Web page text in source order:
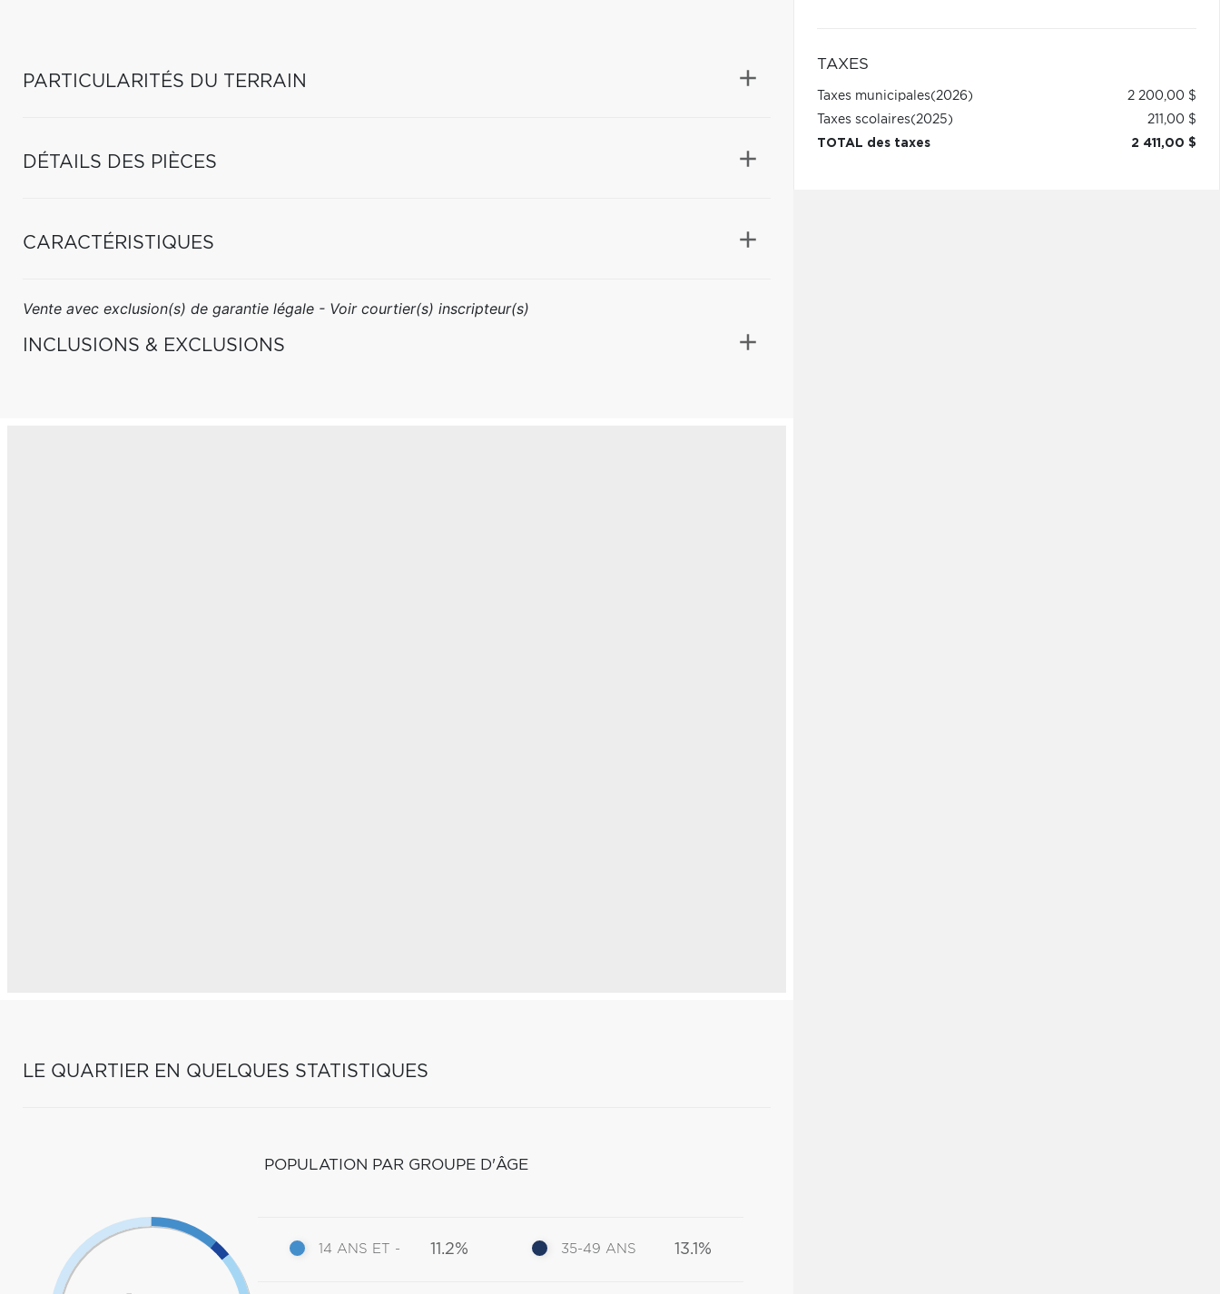
PARTICULARITÉS DU TERRAIN
DÉTAILS DES PIÈCES
CARACTÉRISTIQUES
Vente avec exclusion(s) de garantie légale - Voir courtier(s) inscripteur(s)
INCLUSIONS & EXCLUSIONS
LE QUARTIER EN QUELQUES STATISTIQUES
POPULATION PAR GROUPE D'ÂGE
14 ANS ET - 11.2% 35-49 ANS 13.1%
TAXES
Taxes municipales(2026)
2 200,00 $
Taxes scolaires(2025)
211,00 $
TOTAL des taxes
2 411,00 $